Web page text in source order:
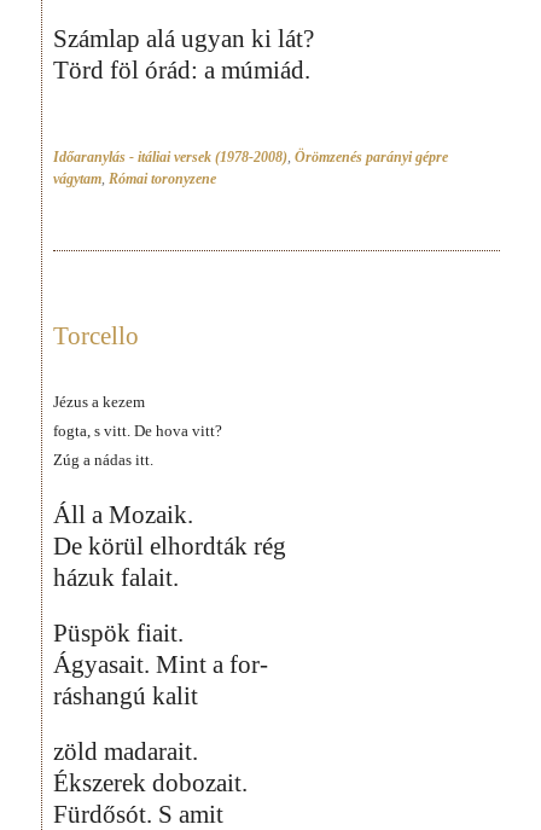
Számlap alá ugyan ki lát?
Törd föl órád: a múmiád.
Időaranylás - itáliai versek (1978-2008), Örömzenés parányi gépre
vágytam, Római toronyzene
Torcello
Jézus a kezem
fogta, s vitt. De hova vitt?
Zúg a nádas itt.
Áll a Mozaik.
De körül elhordták rég
házuk falait.
Püspök fiait.
Ágyasait. Mint a for-
ráshangú kalit
zöld madarait.
Ékszerek dobozait.
Fürdősót. S amit